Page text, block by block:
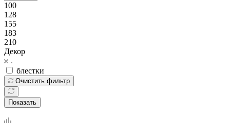
100
128
155
183
210
Декор
блестки
Очистить фильтр
Показать